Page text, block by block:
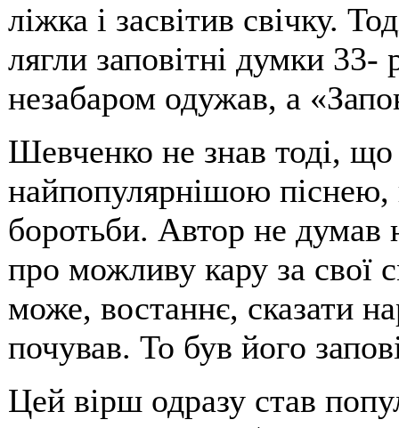
ліжка і засвітив свічку.
лягли заповітні думки
незабаром одужав, а
Шевченко не знав тоді, що
найпопулярнішою
боротьби. Автор не думав
про можливу кару за свої
може, востаннє, сказати
почував. То був його
Цей вірш одразу став